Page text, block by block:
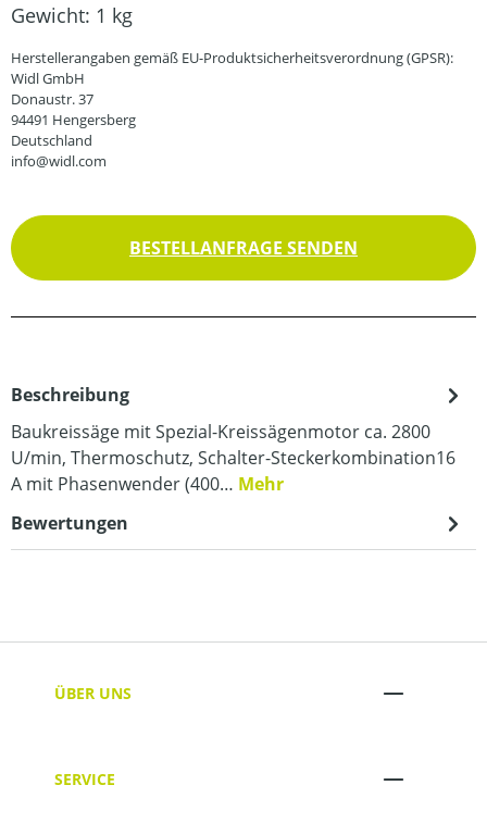
Gewicht: 1 kg
Herstellerangaben gemäß EU-Produktsicherheitsverordnung (GPSR):
Widl GmbH
Donaustr. 37
94491 Hengersberg
Deutschland
info@widl.com
BESTELLANFRAGE SENDEN
Beschreibung
Baukreissäge mit Spezial-Kreissägenmotor ca. 2800
U/min, Thermoschutz, Schalter-Steckerkombination16
A mit Phasenwender (400… Mehr
Bewertungen
ÜBER UNS
SERVICE